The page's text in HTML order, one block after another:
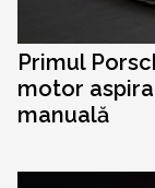
Primul
motor
manuală